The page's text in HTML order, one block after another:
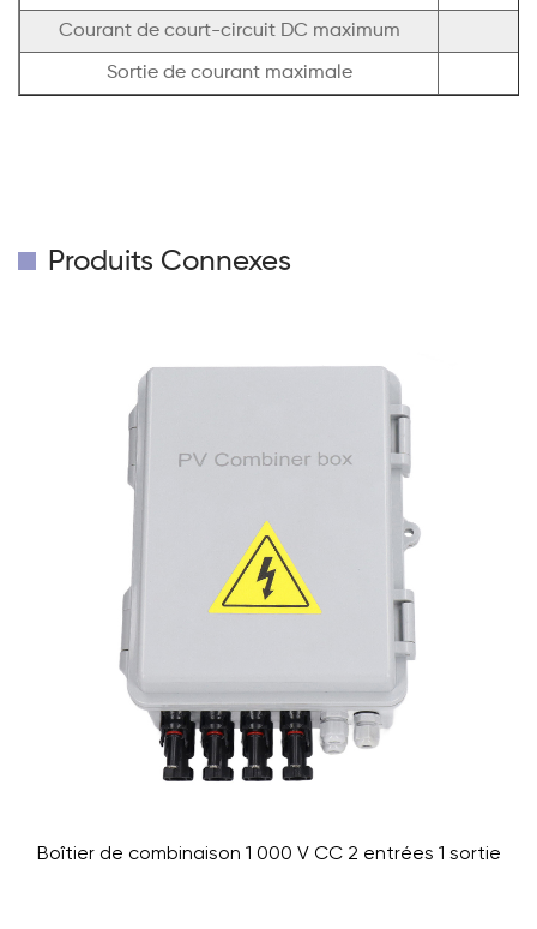
Courant de court-circuit DC maximum
Sortie de courant maximale
Produits Connexes
Boîtier de combinaison 1 000 V CC 2 entrées 1 sortie